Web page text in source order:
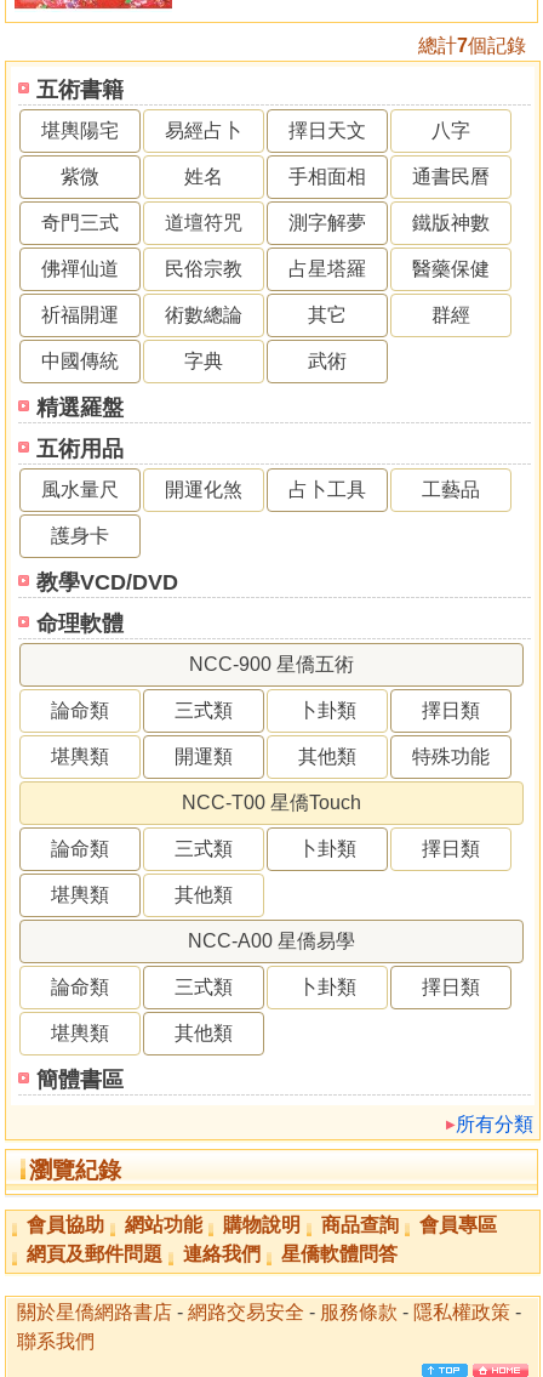
五術書籍
堪輿陽宅 易經占卜 擇日天文 八字
紫微 姓名 手相面相 通書民曆
奇門三式 道壇符咒 測字解夢 鐵版神數
佛禪仙道 民俗宗教 占星塔羅 醫藥保健
祈福開運 術數總論 其它 群經
中國傳統 字典 武術
精選羅盤
五術用品
風水量尺 開運化煞 占卜工具 工藝品
護身卡
教學VCD/DVD
命理軟體
NCC-900 星僑五術
論命類 三式類 卜卦類 擇日類
堪輿類 開運類 其他類 特殊功能
NCC-T00 星僑Touch
論命類 三式類 卜卦類 擇日類
堪輿類 其他類
NCC-A00 星僑易學
論命類 三式類 卜卦類 擇日類
堪輿類 其他類
簡體書區
所有分類
瀏覽紀錄
總計7個記錄
會員協助 網站功能 購物說明 商品查詢
會員專區
網頁及郵件問題
連絡我們 星僑軟體問答
關於星僑網路書店 - 網路交易安全 - 服務條款 - 隱私權政策 -
聯系我們